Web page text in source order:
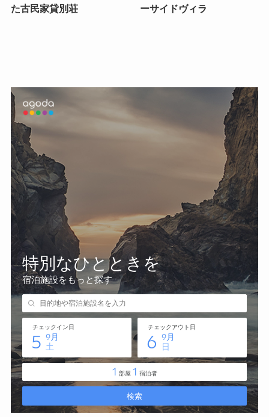
た古民家貸別荘
ーサイドヴィラ